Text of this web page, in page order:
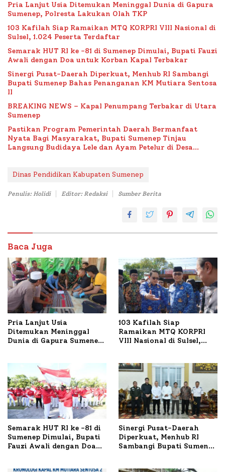
Pria Lanjut Usia Ditemukan Meninggal Dunia di Gapura
Sumenep, Polresta Lakukan Olah TKP
103 Kafilah Siap Ramaikan MTQ KORPRI VIII Nasional di
Sulsel, 1.024 Peserta Terdaftar
Semarak HUT RI ke -81 di Sumenep Dimulai, Bupati Fauzi
Awali dengan Doa untuk Korban Kapal Terbakar
Sinergi Pusat-Daerah Diperkuat, Menhub RI Sambangi
Bupati Sumenep Bahas Penanganan KM Mutiara Sentosa
II
BREAKING NEWS – Kapal Penumpang Terbakar di Utara
Sumenep
Pastikan Program Pemerintah Daerah Bermanfaat
Nyata Bagi Masyarakat, Bupati Sumenep Tinjau
Langsung Budidaya Lele dan Ayam Petelur di Desa
Dinas Pendidikan Kabupaten Sumenep
Penulis: Holidi Editor: Redaksi Sumber Berita
Baca Juga
Pria Lanjut Usia
Ditemukan Meninggal
Dunia di Gapura Sumenep,
103 Kafilah Siap
Ramaikan MTQ KORPRI
VIII Nasional di Sulsel,
Semarak HUT RI ke -81 di
Sumenep Dimulai, Bupati
Fauzi Awali dengan Doa
Sinergi Pusat-Daerah
Diperkuat, Menhub RI
Sambangi Bupati Sumenep